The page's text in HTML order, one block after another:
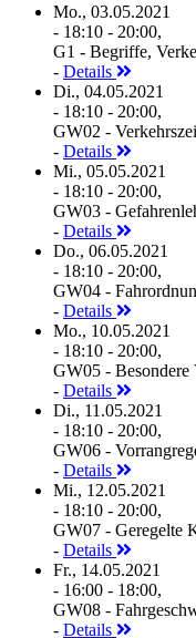
Mo., 03.05.2021
- 18:10 - 20:00,
G1 - Begriffe,
- Details
Di., 04.05.2021
- 18:10 - 20:00,
GW02 -
- Details
Mi., 05.05.2021
- 18:10 - 20:00,
GW03 -
- Details
Do., 06.05.2021
- 18:10 - 20:00,
GW04 -
- Details
Mo., 10.05.2021
- 18:10 - 20:00,
GW05 - Besondere
- Details
Di., 11.05.2021
- 18:10 - 20:00,
GW06 -
- Details
Mi., 12.05.2021
- 18:10 - 20:00,
GW07 - Geregelte
- Details
Fr., 14.05.2021
- 16:00 - 18:00,
GW08 -
- Details